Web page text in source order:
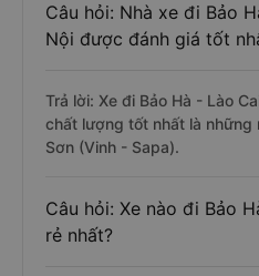
Câu hỏi: Nhà xe đi Bảo
Nội được đánh giá tốt
Trả lời: Xe đi Bảo Hà - Lào
chất lượng tốt nhất là những
Sơn (Vinh - Sapa).
Câu hỏi: Xe nào đi Bảo
rẻ nhất?